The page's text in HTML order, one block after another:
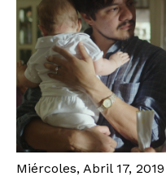
Miércoles, Abril 17,